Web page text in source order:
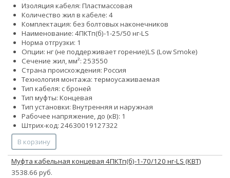
Изоляция кабеля: Пластмассовая
Количество жил в кабеле: 4
Комплектация: без болтовых наконечников
Наименование: 4ПКТп(б)-1-25/50 нг-LS
Норма отгрузки: 1
Опции: нг (не поддерживает горение)LS (Low Smoke)
Сечение жил, мм²: 253550
Страна происхождения: Россия
Технология монтажа: термоусаживаемая
Тип кабеля: с броней
Тип муфты: Концевая
Тип установки: Внутренняя и наружная
Рабочее напряжение, до (кВ): 1
Штрих-код: 24630019127322
В корзину
Муфта кабельная концевая 4ПКТп(б)-1-70/120 нг-LS (КВТ)
3538.66 руб.